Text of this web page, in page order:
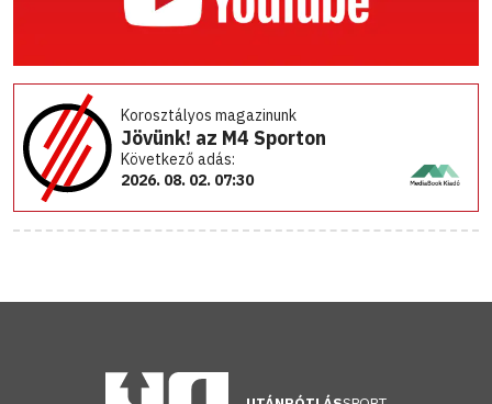
Korosztályos magazinunk
Jövünk! az M4 Sporton
Következő adás:
2026. 08. 02. 07:30